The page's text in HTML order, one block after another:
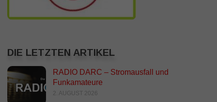
DIE LETZTEN ARTIKEL
RADIO DARC – Stromausfall und
Funkamateure
2. AUGUST 2026